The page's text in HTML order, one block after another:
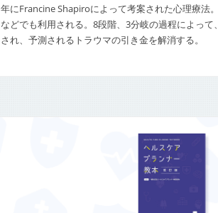
年にFrancine Shapiroによって考案された心理療法
などでも利用される。8段階、3分岐の過程によっ
され、予測されるトラウマの引き金を解消する。